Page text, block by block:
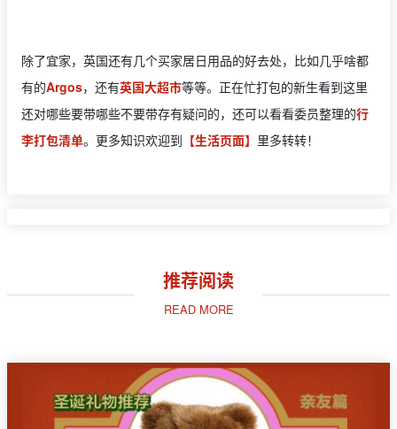
除了宜家，英国还有几个买家居日用品的好去处，比如几乎啥都
有的Argos，还有英国大超市等等。正在忙打包的新生看到这里
还对哪些要带哪些不要带存有疑问的，还可以看看委员整理的行
李打包清单。更多知识欢迎到 【生活页面】 里多转转！
推荐阅读
READ MORE